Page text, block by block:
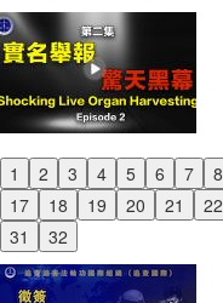
1 2 3 4 5 6 7 8
17
18 19 20 21 22
31
32
Previous
Next